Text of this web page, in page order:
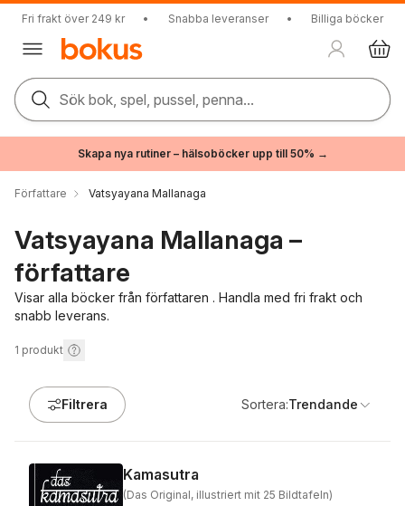
Fri frakt över 249 kr • Snabba leveranser • Billiga böcker
Sök bok, spel, pussel, penna...
Skapa nya rutiner – hälsoböcker upp till 50% →
Författare Vatsyayana Mallanaga
Vatsyayana Mallanaga –
författare
Visar alla böcker från författaren . Handla med fri frakt och
snabb leverans.
1 produkt
Filtrera Sortera:Trendande
Kamasutra
(Das Original, illustriert mit 25 Bildtafeln)